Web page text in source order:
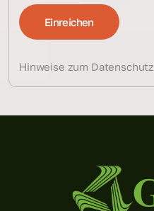
Hinweise zum Datenschutz